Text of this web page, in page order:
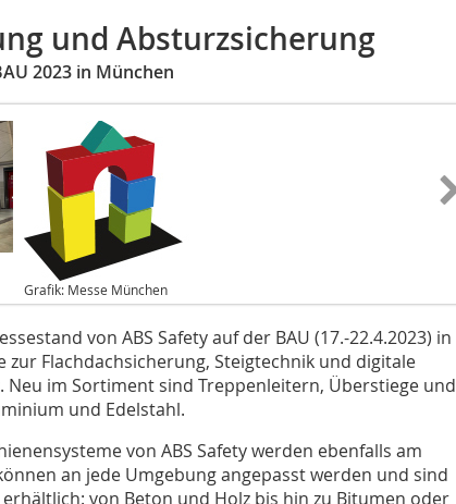
und Absturzsicherung
2023 in München
Grafik: Messe München
von ABS Safety auf der BAU (17.-22.4.2023) in
Flachdachsicherung, Steigtechnik und digitale
Neu im Sortiment sind Treppenleitern, Überstiege und
und Edelstahl.
von ABS Safety werden ebenfalls am
an jede Umgebung angepasst werden und sind
von Beton und Holz bis hin zu Bitumen oder